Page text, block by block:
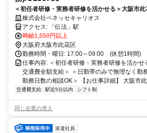
＜初任者研修・実務者研修を活かせる＞大阪市
ホーム勤務♪時給1550円～！日勤のみ・週3日～相
株式会社ベネッセキャリオス
アクセス: 「伝法」駅
時給1,550円以上
大阪府大阪市此花区
勤務時間・曜日: 17:00～09:00 (休憩1時間)
仕事内容: ＜初任者研修・実務者研修を活かせ
交通費全額支給＞ ＜日勤帯のみで無理なく勤
勤務日数の相談OK＞ 【お仕事詳細】 大阪市
交通費支給 駅近5分以内 シフト制
同じ企業の求人
派遣社員